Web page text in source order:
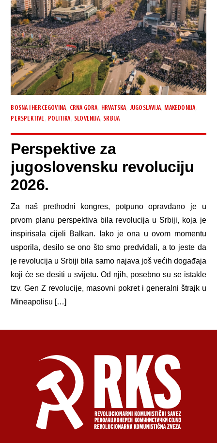
BOSNA I HERCEGOVINA CRNA GORA HRVATSKA JUGOSLAVIJA MAKEDONIJA
PERSPEKTIVE POLITIKA SLOVENIJA, SRBIJA
Perspektive za
jugoslovensku revoluciju
2026.
Za naš prethodni kongres, potpuno opravdano je u
prvom planu perspektiva bila revolucija u Srbiji, koja je
inspirisala cijeli Balkan. Iako je ona u ovom momentu
usporila, desilo se ono što smo predviđali, a to jeste da
je revolucija u Srbiji bila samo najava još većih događaja
koji će se desiti u svijetu. Od njih, posebno su se istakle
tzv. Gen Z revolucije, masovni pokret i generalni štrajk u
Mineapolisu […]